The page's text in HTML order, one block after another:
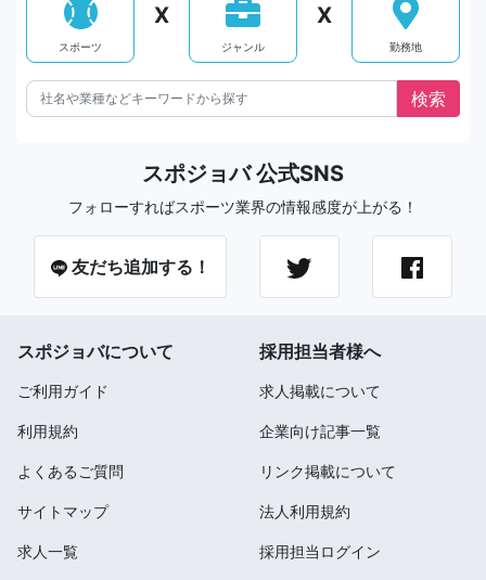
スポーツ
X
ジャンル
X
勤務地
スポジョバ 公式SNS
フォローすればスポーツ業界の情報感度が上がる！
友だち追加する！
スポジョバについて
ご利用ガイド
利用規約
よくあるご質問
サイトマップ
求人一覧
採用担当者様へ
求人掲載について
企業向け記事一覧
リンク掲載について
法人利用規約
採用担当ログイン